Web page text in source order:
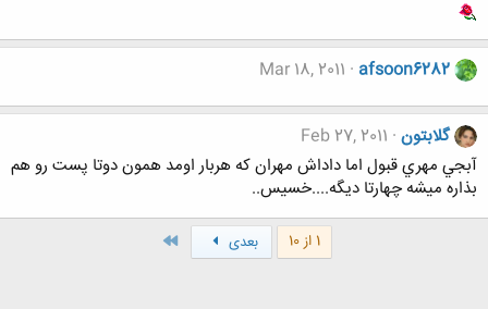
afsoon6282
Mar 18, 2011
گلابتون Feb 27, 2011
آبجي مهري قبول اما داداش مهران كه هربار اومد همون دوتا پست رو هم
بذاره ميشه چهارتا ديگه....خسيس..
1 از 10 بعدی